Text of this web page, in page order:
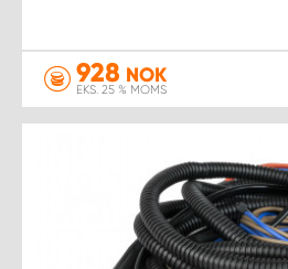
928 NOK
EKS. 25 % MOMS